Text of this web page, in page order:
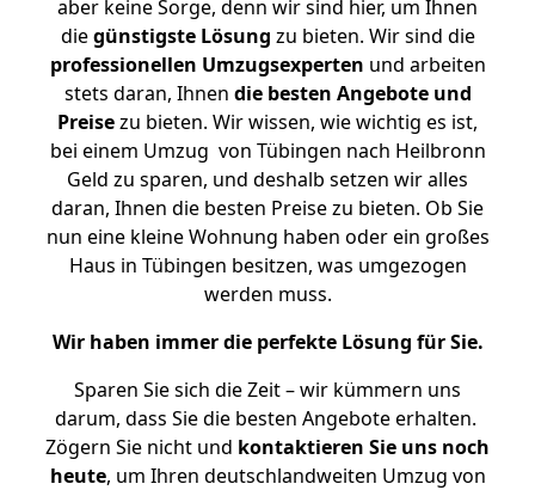
aber keine Sorge, denn wir sind hier, um Ihnen
diegünstigste Lösung zu bieten. Wir sind die
professionellen Umzugsexperten und arbeiten
stets daran, Ihnen die besten Angebote und
Preisezu bieten. Wir wissen, wie wichtig es ist,
bei einem Umzug von Tübingen nach Heilbronn
Geld zu sparen, und deshalb setzen wir alles
daran, Ihnen die besten Preise zu bieten. Ob Sie
nun eine kleine Wohnung haben oder ein großes
Haus in Tübingen besitzen, was umgezogen
werden muss.
Wir haben immer die perfekte Lösung für Sie.
Sparen Sie sich die Zeit – wir kümmern uns
darum, dass Sie die besten Angebote erhalten.
Zögern Sie nicht und kontaktieren Sie uns noch
heute, um Ihren deutschlandweiten Umzug von